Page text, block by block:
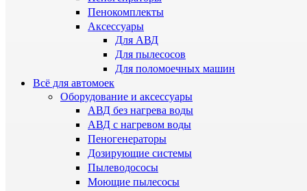
Пенокомплекты
Аксессуары
Для АВД
Для пылесосов
Для поломоечных машин
Всё для автомоек
Оборудование и аксессуары
АВД без нагрева воды
АВД с нагревом воды
Пеногенераторы
Дозирующие системы
Пылеводососы
Моющие пылесосы